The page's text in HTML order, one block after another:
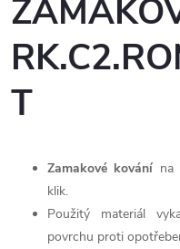
T
Zamakové kování na
klik.
Použitý materiál
povrchu proti